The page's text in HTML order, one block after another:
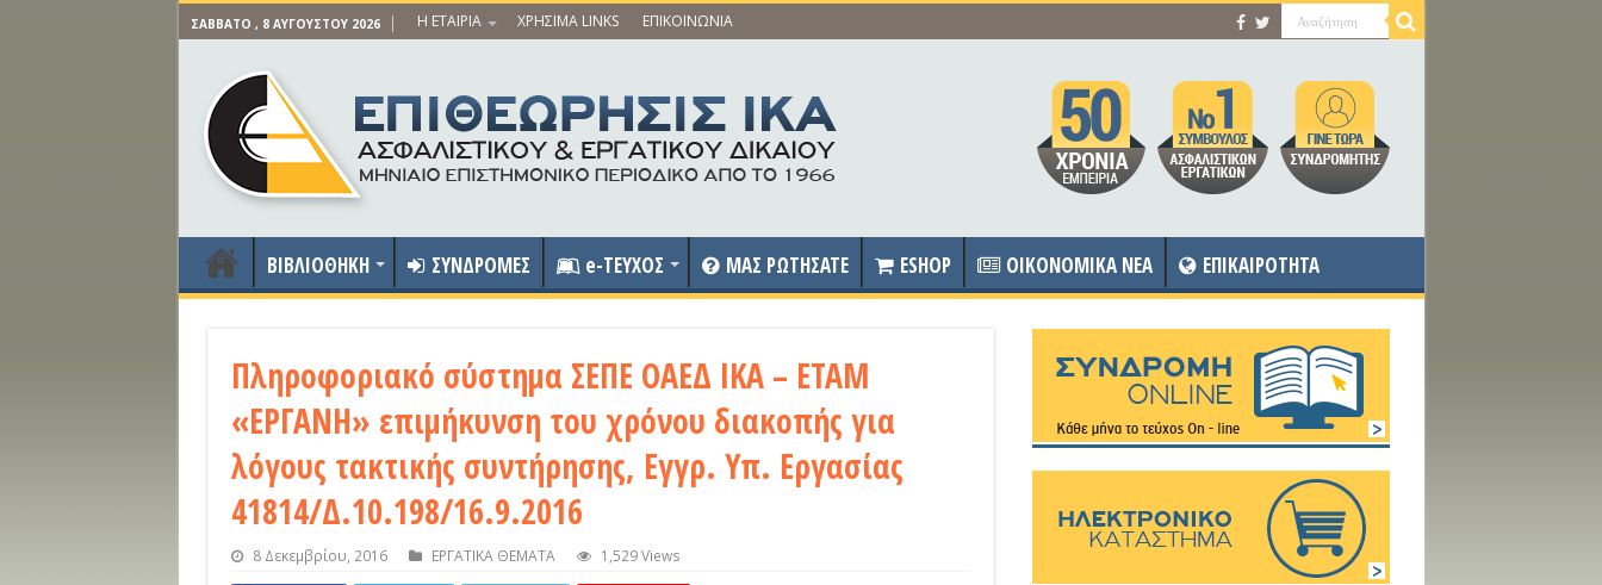
ΣΆΒΒΑΤΟ , 8 ΑΥΓΟΎΣΤΟΥ 2026 Η ΕΤΑΙΡΙΑ ΧΡΗΣΙΜΑ LINKS ΕΠΙΚΟΙΝΩΝΙΑ
ΒΙΒΛΙΟΘΗΚΗ ΣΥΝΔΡΟΜΕΣ e-ΤΕΥΧΟΣ ΜΑΣ ΡΩΤΗΣΑΤΕ ESHOP OIKONOMIKA NEA ΕΠΙΚΑΙΡΟΤΗΤΑ
Πληροφοριακό σύστημα ΣΕΠΕ ΟΑΕΔ ΙΚΑ – ΕΤΑΜ
«ΕΡΓΑΝΗ» επιμήκυνση του χρόνου διακοπής για
λόγους τακτικής συντήρησης, Εγγρ. Υπ. Εργασίας
41814/Δ.10.198/16.9.2016
8 Δεκεμβρίου, 2016 ΕΡΓΑΤΙΚΑ ΘΕΜΑΤΑ 1,529 Views